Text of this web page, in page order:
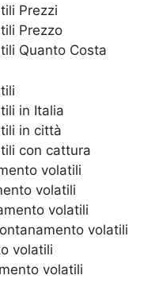
Prezzi
Prezzo
Quanto Costa
in Italia
in città
con cattura
volatili
volatili
volatili
volatili
volatili
volatili